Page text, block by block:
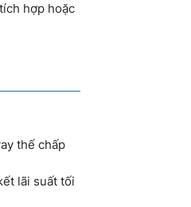
hợp hoặc
thế chấp
lãi suất tối